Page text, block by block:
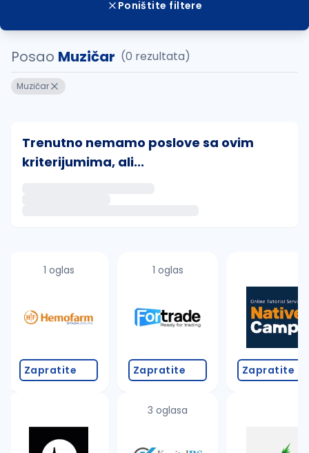
Poništite filtere
Posao Muzičar (0 rezultata)
Muzičar
Trenutno nemamo poslove sa ovim
kriterijumima, ali...
proverite pravopisne greške (koristite č, ć, š, đ,
promenite odabrane filtere pretrage
1 oglas
Zapratite
1 oglas
Zapratite
3 oglasa
Zapratite